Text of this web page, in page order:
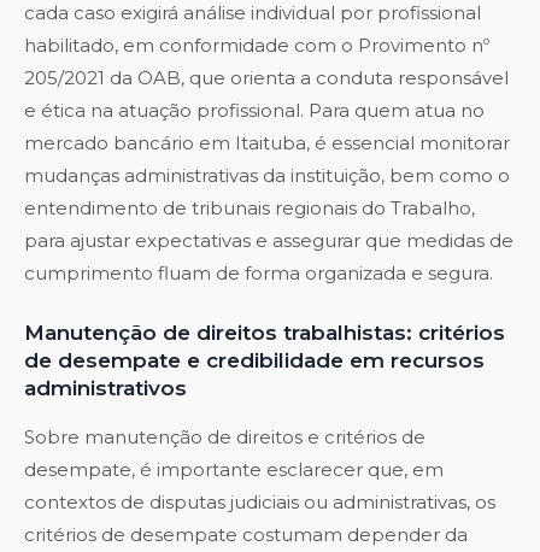
cada caso exigirá análise individual por profissional
habilitado, em conformidade com o Provimento nº
205/2021 da OAB, que orienta a conduta responsável
e ética na atuação profissional. Para quem atua no
mercado bancário em Itaituba, é essencial monitorar
mudanças administrativas da instituição, bem como o
entendimento de tribunais regionais do Trabalho,
para ajustar expectativas e assegurar que medidas de
cumprimento fluam de forma organizada e segura.
Manutenção de direitos trabalhistas: critérios
de desempate e credibilidade em recursos
administrativos
Sobre manutenção de direitos e critérios de
desempate, é importante esclarecer que, em
contextos de disputas judiciais ou administrativas, os
critérios de desempate costumam depender da